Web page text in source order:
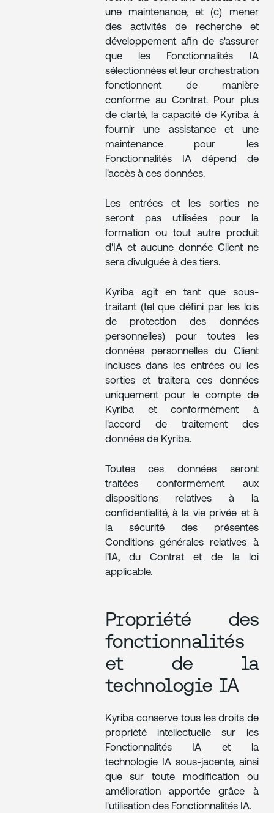
une maintenance, et (c) mener
des activités de recherche et
développement afin de s'assurer
que les Fonctionnalités IA
sélectionnées et leur orchestration
fonctionnent de manière
conforme au Contrat. Pour plus
de clarté, la capacité de Kyriba à
fournir une assistance et une
maintenance pour les
Fonctionnalités IA dépend de
l'accès à ces données.
Les entrées et les sorties ne
seront pas utilisées pour la
formation ou tout autre produit
d'IA et aucune donnée Client ne
sera divulguée à des tiers.
Kyriba agit en tant que sous-
traitant (tel que défini par les lois
de protection des données
personnelles) pour toutes les
données personnelles du Client
incluses dans les entrées ou les
sorties et traitera ces données
uniquement pour le compte de
Kyriba et conformément à
l'accord de traitement des
données de Kyriba.
Toutes ces données seront
traitées conformément aux
dispositions relatives à la
confidentialité, à la vie privée et à
la sécurité des présentes
Conditions générales relatives à
l’IA, du Contrat et de la loi
applicable.
Propriété des
fonctionnalités
et de la
technologie IA
Kyriba conserve tous les droits de
propriété intellectuelle sur les
Fonctionnalités IA et la
technologie IA sous-jacente, ainsi
que sur toute modification ou
amélioration apportée grâce à
l'utilisation des Fonctionnalités IA.